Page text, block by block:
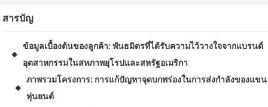
สารบัญ
◆
ข้อมูลเบื้องต้นของลูกค้า: พันธมิตรที่ได้รับความไว้วางใจจากแบรนด์
อุตสาหกรรมในสหภาพยุโรปและสหรัฐอเมริกา
◆
ภาพรวมโครงการ: การแก้ปัญหาจุดบกพร่องในการส่งกำลังของแขน
หุ่นยนต์